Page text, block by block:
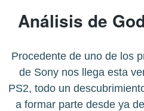
Análisis de
Procedente de uno de los
de Sony nos llega esta
PS2, todo un
a formar parte desde ya